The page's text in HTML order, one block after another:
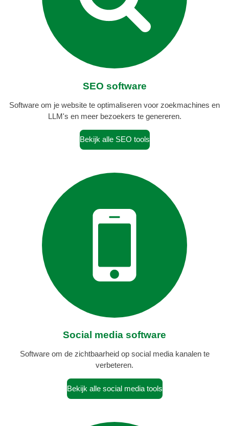
SEO software
Software om je website te optimaliseren voor zoekmachines en
LLM's en meer bezoekers te genereren.
Bekijk alle SEO tools
Social media software
Software om de zichtbaarheid op social media kanalen te
verbeteren.
Bekijk alle social media tools